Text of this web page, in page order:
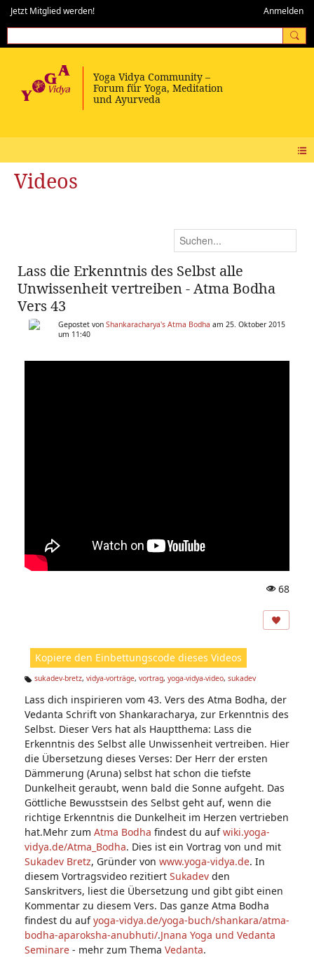
Jetzt Mitglied werden! Anmelden
Videos
Lass die Erkenntnis des Selbst alle
Unwissenheit vertreiben - Atma Bodha
Vers 43
Gepostet von Shankaracharya's Atma Bodha am 25. Oktober 2015
um 11:40
ns
ic
68
Kopiere den Einbettungscode dieses Videos
g
s:
sukadev-bretz, vidya-vorträge, vortrag, yoga-vidya-video, sukadev
Lass dich inspirieren vom 43. Vers des Atma Bodha, der
Vedanta Schrift von Shankaracharya, zur Erkenntnis des
Selbst. Dieser Vers hat als Hauptthema: Lass die
Erkenntnis des Selbst alle Unwissenheit vertreiben. Hier
die Übersetzung dieses Verses: Der Herr der ersten
Dämmerung (Aruna) selbst hat schon die tiefste
Dunkelheit geraubt, wenn bald die Sonne aufgeht. Das
Göttliche Bewusstsein des Selbst geht auf, wenn die
richtige Erkenntnis die Dunkelheit im Herzen vertrieben
hat.Mehr zum Atma Bodha findest du aufwiki.yoga-
vidya.de/Atma_Bodha. Dies ist ein Vortrag von und mit
Sukadev Bretz, Gründer von www.yoga-vidya.de. In
diesem Vortragsvideo rezitiert Sukadev den
Sanskritvers, liest die Übersetzung und gibt gibt einen
Kommentar zu diesem Vers. Das ganze Atma Bodha
findest du aufyoga-vidya.de/yoga-buch/shankara/atma-
bodha-aparoksha-anubhuti/.Jnana Yoga und Vedanta
Seminare - mehr zum Thema Vedanta.